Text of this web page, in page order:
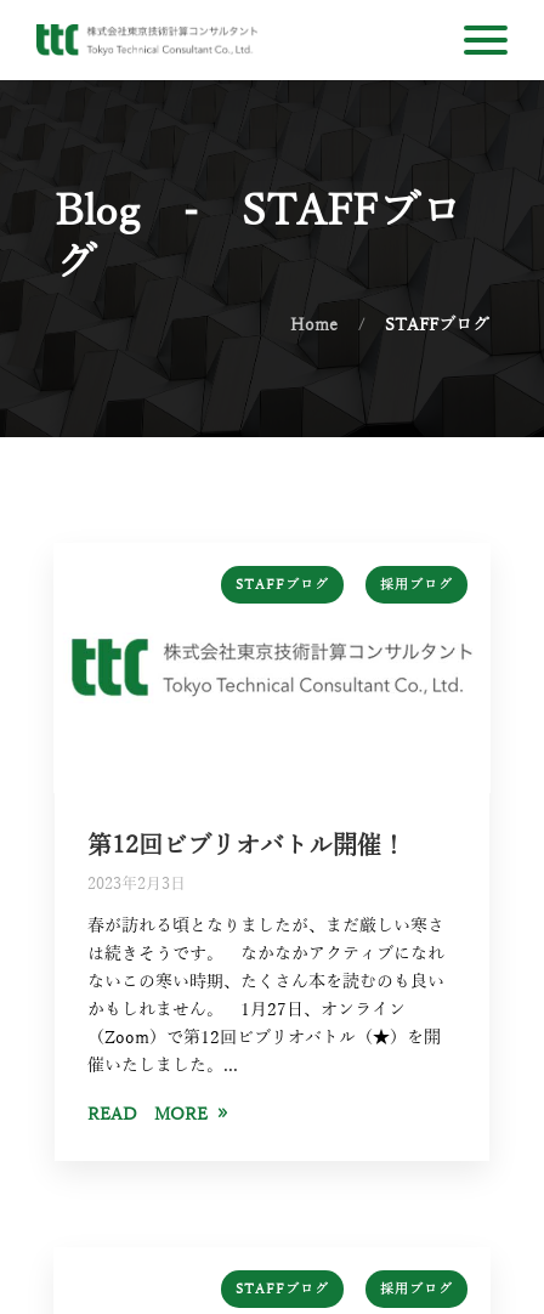
Blog - STAFFブロ
グ
Home STAFFブログ
STAFFブログ , 採用ブログ
第12回ビブリオバトル開催！
2023年2月3日
春が訪れる頃となりましたが、まだ厳しい寒さ
は続きそうです。 なかなかアクティブになれ
ないこの寒い時期、たくさん本を読むのも良い
かもしれません。 1月27日、オンライン
（Zoom）で第12回ビブリオバトル（★）を開
催いたしました。...
READ MORE
STAFFブログ , 採用ブログ